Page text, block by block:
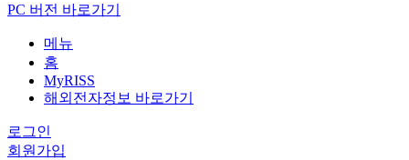
PC 버전 바로가기
메뉴
홈
MyRISS
해외전자정보 바로가기
로그인
회원가입